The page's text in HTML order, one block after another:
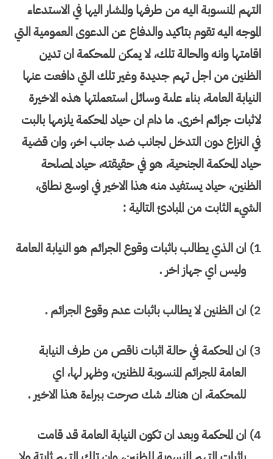
التهم المنسوبة اليه من طرفها والمشار اليها في الاستدعاء
الموجه اليه تقوم بتاكيد والدفاع عن الدعوى العمومية التي
اقامتها وانه والحالة تلك، لا يمكن للمحكمة ان تدين
الظنين من اجل تهم جديدة وغير تلك التي دافعت عنها
النيابة العامة، بناء علىة وسائل استعملتها هذه الاخيرة
لاثبات جرائم اخرى. ما دام ان حياد المحكمة يلزمها بالبت
في النزاع دون التدخل لجانب ضد جانب اخر، وان قضية
حياد المحكمة الجنحية، هو في حقيقته، حياد لمصلحة
الظنين، حياد يستفيد منه هذا الاخير في اوسع نطاق،
الشيء الثابت من المبادئ التالية :
1) ان الذي يطالب باثبات وقوع الجرائم هو النيابة العامة
وليس اي جهاز اخر .
2) ان الظنين لا يطالب باثبات عدم وقوع الجرائم .
3) ان المحكمة في حالة اثبات ناقص من طرف النيابة
العامة للجرائم المنسوبة للظنين، وظهر لها، اي
للمحكمة، ان هناك شك صرحت ببراءة هذا الاخير .
4) ان المحكمة وبعد ان تكون النيابة العامة قد قامت